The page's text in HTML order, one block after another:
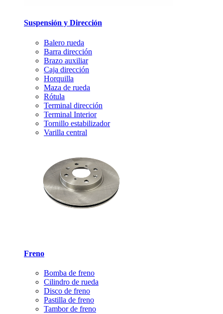
Suspensión y Dirección
Balero rueda
Barra dirección
Brazo auxiliar
Caja dirección
Horquilla
Maza de rueda
Rótula
Terminal dirección
Terminal Interior
Tornillo estabilizador
Varilla central
Freno
Bomba de freno
Cilindro de rueda
Disco de freno
Pastilla de freno
Tambor de freno